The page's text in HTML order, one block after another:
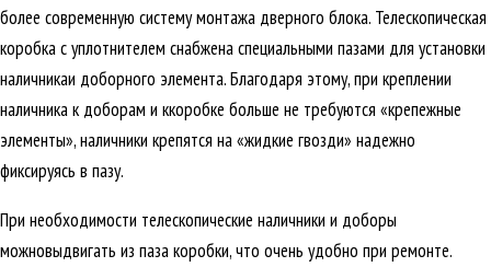
более современную систему монтажа дверного блока. Телескопическая
коробка с уплотнителем снабжена специальными пазами для установки
наличникаи доборного элемента. Благодаря этому, при креплении
наличника к доборам и ккоробке больше не требуются «крепежные
элементы», наличники крепятся на «жидкие гвозди» надежно
фиксируясь в пазу.
При необходимости телескопические наличники и доборы
можновыдвигать из паза коробки, что очень удобно при ремонте.